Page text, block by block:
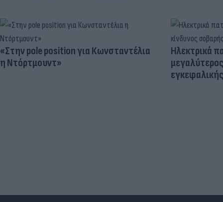
«Στην pole position για Κωνσταντέλια
η Ντόρτμουντ»
Ηλεκτρικά